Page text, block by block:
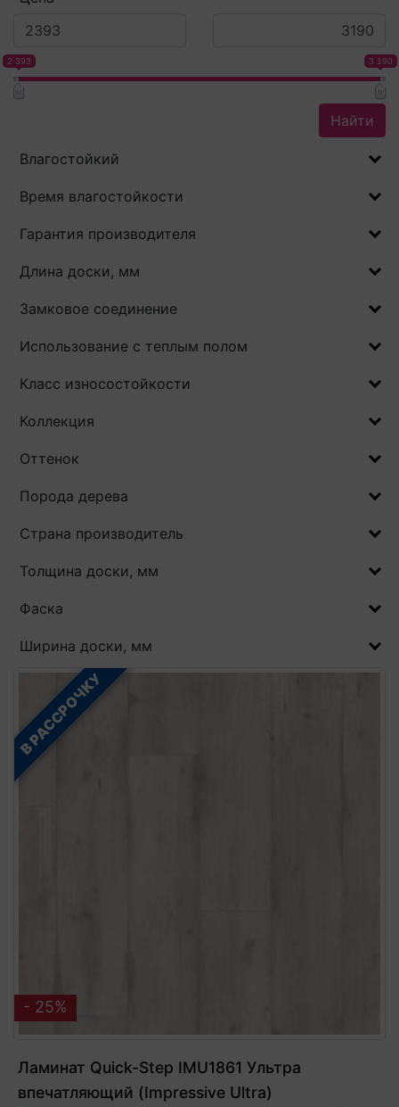
2 393 3 190
Найти
Влагостойкий
Время влагостойкости
Гарантия производителя
Длина доски, мм
Замковое соединение
Использование с теплым полом
Класс износостойкости
Коллекция
Оттенок
Порода дерева
Страна производитель
Толщина доски, мм
Фаска
Ширина доски, мм
В РАССРОЧКУ
- 25%
Ламинат Quick-Step IMU1861 Ультра
впечатляющий (Impressive Ultra)